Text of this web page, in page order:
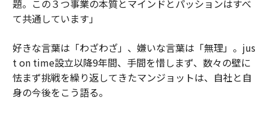
題。この３つ事業の本質とマインドとパッションはすべ
て共通しています」
好きな言葉は「わざわざ」、嫌いな言葉は「無理」。jus
t on time設立以降9年間、手間を惜しまず、数々の壁に
怯まず挑戦を繰り返してきたマンジョットは、自社と自
身の今後をこう語る。